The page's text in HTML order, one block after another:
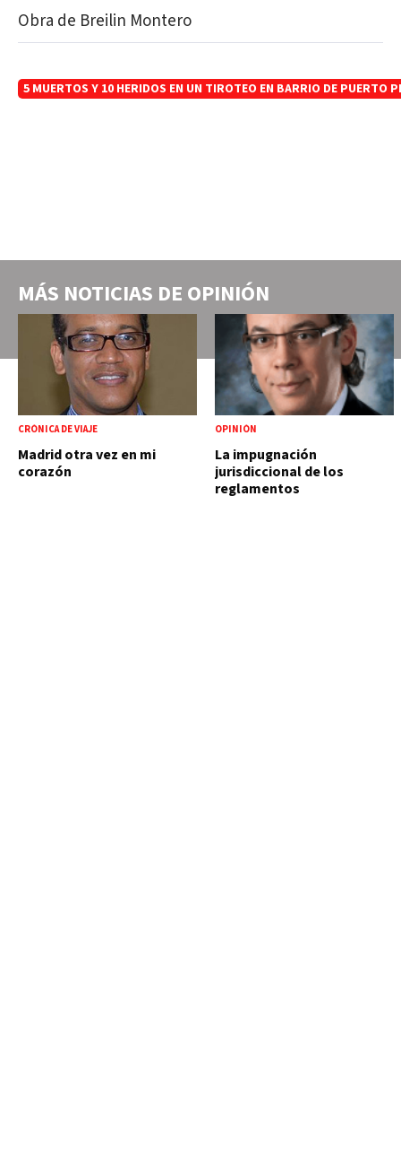
Obra de Breilin Montero
5 MUERTOS Y 10 HERIDOS EN UN TIROTEO EN BARRIO DE PUERTO
MÁS NOTICIAS DE OPINIÓN
CRÓNICA DE VIAJE
Madrid otra vez en mi
corazón
OPINIÓN
La impugnación
jurisdiccional de los
reglamentos